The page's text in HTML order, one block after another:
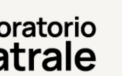
Teatrale
del Teatro Eduardo de Filippo
Continua